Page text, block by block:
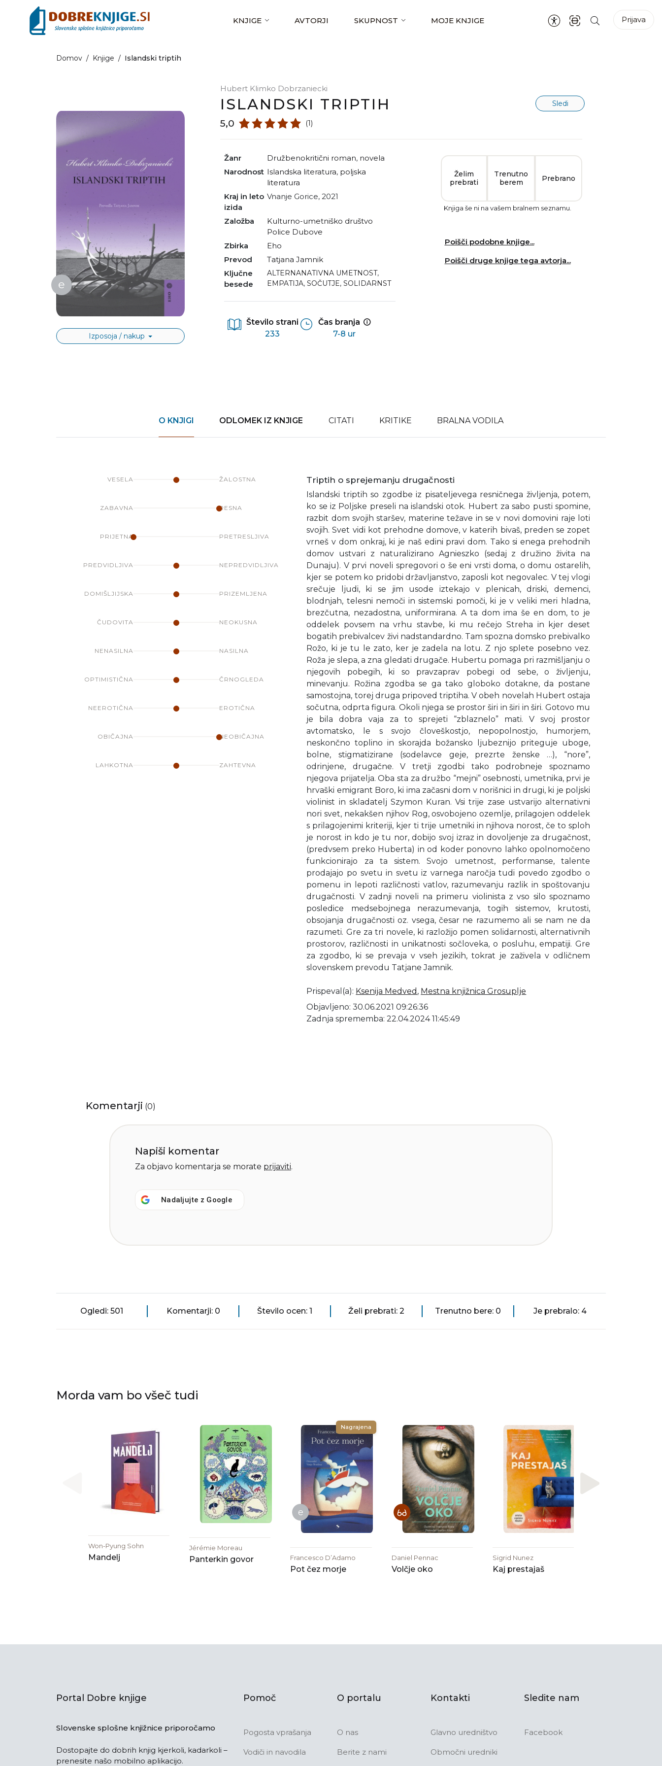
KNJIGE AVTORJI SKUPNOST MOJE KNJIGE Prijava
Domov / Knjige / Islandski triptih
e
Izposoja / nakup
Hubert Klimko Dobrzaniecki
ISLANDSKI TRIPTIH Sledi
5,0 (1)
Žanr družbenokritični roman, novela
Narodnost islandska literatura, poljska
literatura
Kraj in leto
izida
Vnanje Gorice, 2021
Založba
Kulturno-umetniško društvo
Police Dubove
Zbirka
Eho
Prevod
Tatjana Jamnik
Ključne
besede
ALTERNANATIVNA UMETNOST,
EMPATIJA, SOČUTJE, SOLIDARNST
Število strani
233
Čas branja
7-8 ur
Želim
prebrati
Trenutno
berem
Prebrano
Knjiga še ni na vašem bralnem seznamu.
Poišči podobne knjige...
Poišči druge knjige tega avtorja...
O KNJIGI ODLOMEK IZ KNJIGE CITATI KRITIKE BRALNA VODILA
VESELA ŽALOSTNA
ZABAVNA RESNA
PRIJETNA PRETRESLJIVA
PREDVIDLJIVA NEPREDVIDLJIVA
DOMIŠLJIJSKA PRIZEMLJENA
ČUDOVITA NEOKUSNA
NENASILNA NASILNA
OPTIMISTIČNA ČRNOGLEDA
NEEROTIČNA EROTIČNA
OBIČAJNA NEOBIČAJNA
LAHKOTNA ZAHTEVNA
Triptih o sprejemanju drugačnosti
Islandski triptih so zgodbe iz pisateljevega resničnega življenja, potem,
ko se iz Poljske preseli na islandski otok. Hubert za sabo pusti spomine,
razbit dom svojih staršev, materine težave in se v novi domovini raje loti
svojih. Svet vidi kot prehodne domove, v katerih bivaš, preden se zopet
vrneš v dom onkraj, ki je naš edini pravi dom. Tako si enega prehodnih
domov ustvari z naturalizirano Agnieszko (sedaj z družino živita na
Dunaju). V prvi noveli spregovori o še eni vrsti doma, o domu ostarelih,
kjer se potem ko pridobi državljanstvo, zaposli kot negovalec. V tej vlogi
srečuje ljudi, ki se jim usode iztekajo v plenicah, driski, demenci,
blodnjah, telesni nemoči in sistemski pomoči, ki je v veliki meri hladna,
brezčutna, nezadostna, uniformirana. A ta dom ima še en dom, to je
oddelek povsem na vrhu stavbe, ki mu rečejo Streha in kjer deset
bogatih prebivalcev živi nadstandardno. Tam spozna domsko prebivalko
Rožo, ki je tu le zato, ker je zadela na lotu. Z njo splete posebno vez.
Roža je slepa, a zna gledati drugače. Hubertu pomaga pri razmišljanju o
njegovih pobegih, ki so pravzaprav pobegi od sebe, o življenju,
minevanju. Rožina zgodba se ga tako globoko dotakne, da postane
samostojna, torej druga pripoved triptiha. V obeh novelah Hubert ostaja
sočutna, odprta figura. Okoli njega se prostor širi in širi in širi. Gotovo mu
je bila dobra vaja za to sprejeti “zblaznelo” mati. V svoj prostor
avtomatsko, le s svojo človeškostjo, nepopolnostjo, humorjem,
neskončno toplino in skorajda božansko ljubeznijo priteguje uboge,
bolne, stigmatizirane (sodelavce geje, prezrte ženske …), “nore”,
odrinjene, drugačne. V tretji zgodbi tako podrobneje spoznamo
njegova prijatelja. Oba sta za družbo “mejni” osebnosti, umetnika, prvi je
hrvaški emigrant Boro, ki ima začasni dom v norišnici in drugi, ki je poljski
violinist in skladatelj Szymon Kuran. Vsi trije zase ustvarijo alternativni
nori svet, nekakšen njihov Rog, osvobojeno ozemlje, prilagojen oddelek
s prilagojenimi kriteriji, kjer ti trije umetniki in njihova norost, če to sploh
je norost in kdo je tu nor, dobijo svoj izraz in dovoljenje za drugačnost,
(predvsem preko Huberta) in od koder ponovno lahko opolnomočeno
funkcionirajo za ta sistem. Svojo umetnost, performanse, talente
prodajajo po svetu in svetu iz varnega naročja tudi povedo zgodbo o
pomenu in lepoti različnosti vatlov, razumevanju razlik in spoštovanju
drugačnosti. V zadnji noveli na primeru violinista z vso silo spoznamo
posledice medsebojnega nerazumevanja, togih sistemov, krutosti,
obsojanja drugačnosti oz. vsega, česar ne razumemo ali se nam ne da
razumeti. Gre za tri novele, ki razložijo pomen solidarnosti, alternativnih
prostorov, različnosti in unikatnosti sočloveka, o posluhu, empatiji. Gre
za zgodbo, ki se prevaja v vseh jezikih, tokrat je zaživela v odličnem
slovenskem prevodu Tatjane Jamnik.
Prispeval(a): Ksenija Medved , Mestna knjižnica Grosuplje
Objavljeno: 30.06.2021 09:26:36
Zadnja sprememba: 22.04.2024 11:45:49
Komentarji (0)
Napiši komentar
Za objavo komentarja se morate prijaviti.
Nadaljujte z Google
Ogledi: 501 Komentarji: 0 Število ocen: 1 Želi prebrati: 2 Trenutno bere: 0 Je prebralo: 4
Morda vam bo všeč tudi
Won-Pyung Sohn
Mandelj
Jérémie Moreau
Panterkin govor
Nagrajena
e
Francesco D’Adamo
Pot čez morje
Daniel Pennac
Volčje oko
Sigrid Nunez
Kaj prestajaš
dolgoročno
razmišljati v
Portal Dobre knjige
Slovenske splošne knjižnice priporočamo
Dostopajte do dobrih knjig kjerkoli, kadarkoli –
prenesite našo mobilno aplikacijo.
Pomoč
Pogosta vprašanja
Vodiči in navodila
O portalu
O nas
Berite z nami
Kontakti
Glavno uredništvo
Območni uredniki
Sledite nam
Facebook